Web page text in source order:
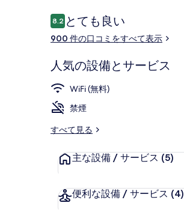
写
真
ギ
ャ
ラ
リ
口
コ
ミ
8.210段階中8.2
とても良い
900 件の口コミをすべて表示
人気の設備とサービス
WiFi (無料)
禁煙
すべて見る
主な設備 / サービス (5)
便利な設備 / サービス (4)